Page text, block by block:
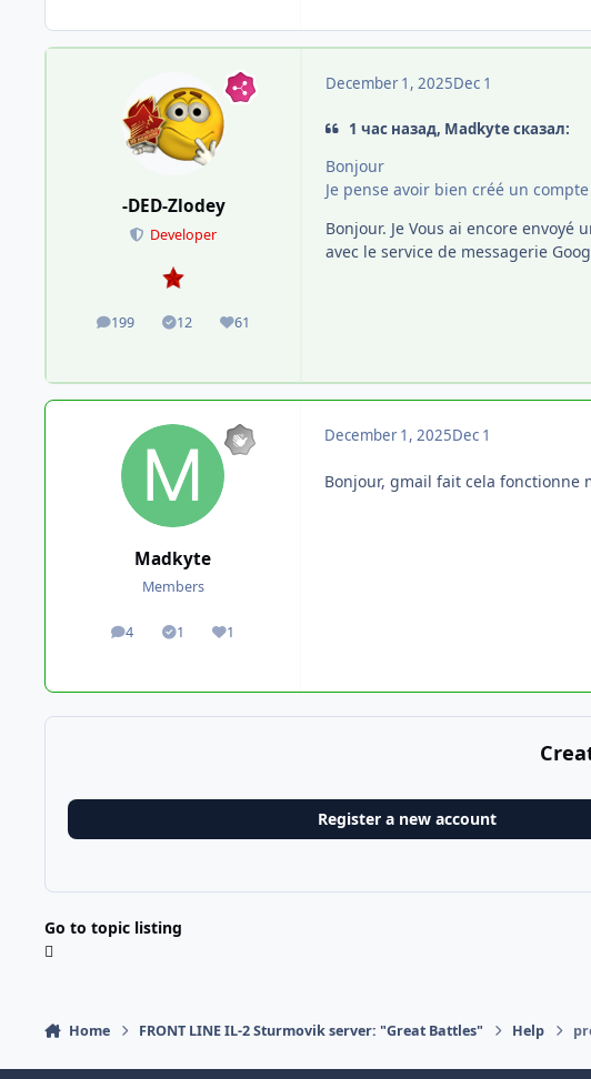
-DED-Zlodey
Developer
199
posts 12
Solutions61
Reputation
December 1, 2025Dec 1
1 час назад, Madkyte сказал:
Bonjour
Je pense avoir bien créé un
Bonjour. Je Vous ai encore envoyé
avec le service de messagerie
Madkyte
Members
4
posts 1
Solutions
1
Reputation
December 1, 2025Dec 1
Bonjour, gmail fait cela fonctionne
Register a new account
Go to topic listing
Home FRONT LINE IL-2 Sturmovik server: "Great Battles" Help